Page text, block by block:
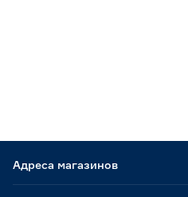
Адреса магазинов